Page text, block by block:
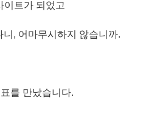
이트가 되었고
, 어마무시하지 않습니까.
를 만났습니다.